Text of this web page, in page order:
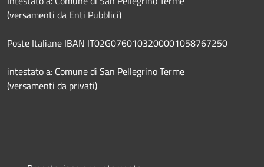
(versamenti da Enti Pubblici)
Poste Italiane IBAN IT02G0760103200001058767250
intestato a: Comune di San Pellegrino Terme
(versamenti da privati)